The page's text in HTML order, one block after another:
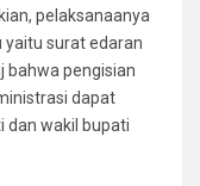
pelaksanaanya
surat edaran
pengisian
dapat
dan wakil bupati